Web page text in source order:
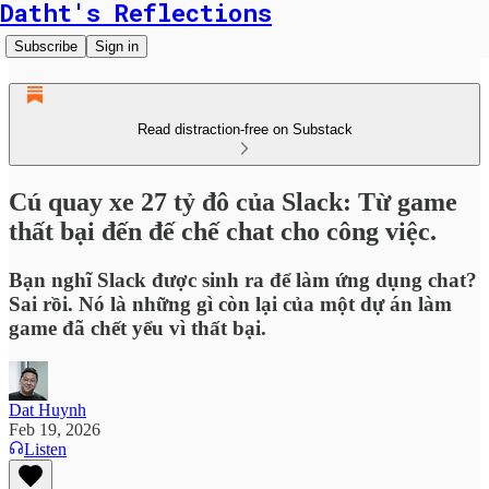
Datht's Reflections
Subscribe Sign in
Read distraction-free on Substack
Cú quay xe 27 tỷ đô của Slack: Từ game
thất bại đến đế chế chat cho công việc.
Bạn nghĩ Slack được sinh ra để làm ứng dụng chat?
Sai rồi. Nó là những gì còn lại của một dự án làm
game đã chết yểu vì thất bại.
Dat Huynh
Feb 19, 2026
Listen